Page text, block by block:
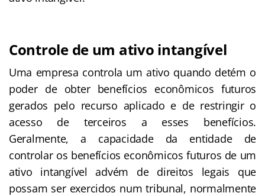
Controle de um ativo intangível
Uma empresa controla um ativo quando detém o
poder de obter benefícios econômicos futuros
gerados pelo recurso aplicado e de restringir o
acesso de terceiros a esses benefícios.
Geralmente, a capacidade da entidade de
controlar os benefícios econômicos futuros de um
ativo intangível advém de direitos legais que
possam ser exercidos num tribunal, normalmente